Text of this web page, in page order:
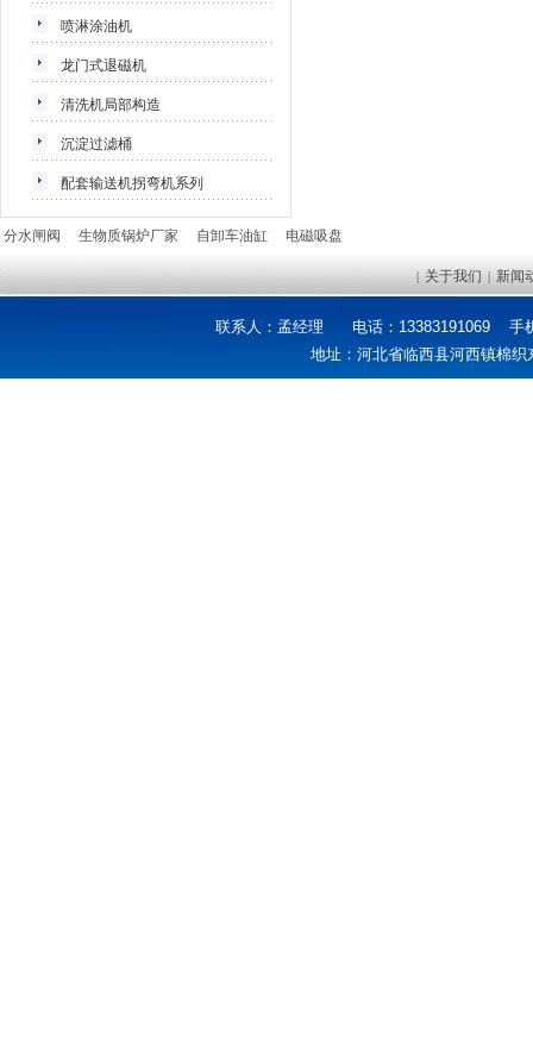
喷淋涂油机
龙门式退磁机
清洗机局部构造
沉淀过滤桶
配套输送机拐弯机系列
分水闸阀 生物质锅炉厂家 自卸车油缸 电磁吸盘
| 关于我们 | 新闻
联系人：孟经理
电话：13383191069 手
地址：河北省临西县河西镇棉织